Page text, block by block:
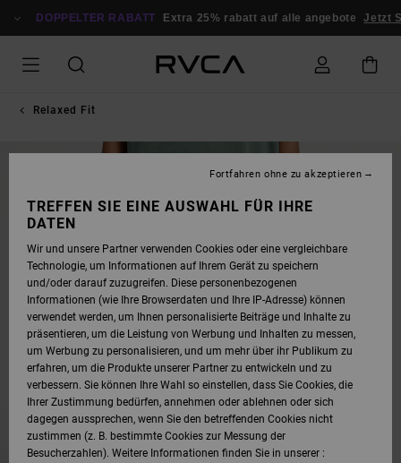
ZUR
DOPPELTER RABATT Extra 25% rabatt auf alle angebote Jetzt
Relaxed Fit
TREFFEN SIE EINE AUSWAHL FÜR IHRE
DATEN
Wir und unsere Partner verwenden Cookies oder eine vergleichbare
Technologie, um Informationen auf Ihrem Gerät zu speichern
und/oder darauf zuzugreifen. Diese personenbezogenen
Informationen (wie Ihre Browserdaten und Ihre IP-Adresse) können
verwendet werden, um Ihnen personalisierte Beiträge und Inhalte zu
präsentieren, um die Leistung von Werbung und Inhalten zu messen,
um Werbung zu personalisieren, und um mehr über ihr Publikum zu
erfahren, um die Produkte unserer Partner zu entwickeln und zu
verbessern. Sie können Ihre Wahl so einstellen, dass Sie Cookies, die
Ihrer Zustimmung bedürfen, annehmen oder ablehnen oder sich
dagegen aussprechen, wenn Sie den betreffenden Cookies nicht
zustimmen (z. B. bestimmte Cookies zur Messung der
Besucherzahlen). Weitere Informationen finden Sie in unserer :
Fortfahren ohne zu akzeptieren